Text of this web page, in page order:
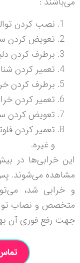
نصب کردن
تعویض کردن
برطرف کردن
تعمیر کردن
برطرف کردن
تعمیر کردن
تعویض کردن
تعمیر کردن
و غیره.
این خرابی‌ها در
مشاهده می‌شوند.
و خرابی شد،
متخصص و نصاب
جهت رفع فوری آن
تماس با